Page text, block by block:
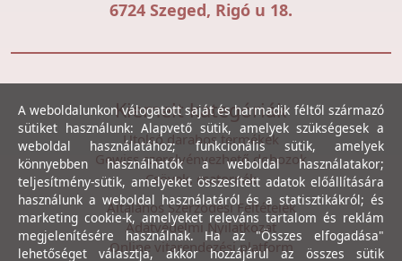
6724 Szeged, Rigó u 18.
Kiemelt kategóriák
Utolsó darabos termékek
Gewiss szerelvényezhető dobozok
Csövek, csatornák
Általános Szerződési Feltételek
Adatvédelmi Nyilatkozat
Online vitarendezési platform
A weboldalunkon válogatott saját és harmadik féltől származó
sütiket használunk: Alapvető sütik, amelyek szükségesek a
weboldal használatához; funkcionális sütik, amelyek
könnyebben használhatók a weboldal használatakor;
teljesítmény-sütik, amelyeket összesített adatok előállítására
használunk a weboldal használatáról és a statisztikákról; és
marketing cookie-k, amelyeket releváns tartalom és reklám
megjelenítésére használnak. Ha az "Összes elfogadása"
lehetőséget választja, akkor hozzájárul az összes sütik